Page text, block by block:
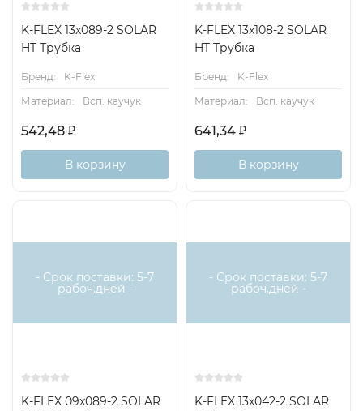
K-FLEX 13x089-2 SOLAR
HT Трубка
Бренд:
K-Flex
Материал:
Всп. каучук
542,48 ₽
В корзину
K-FLEX 13x108-2 SOLAR
HT Трубка
Бренд:
K-Flex
Материал:
Всп. каучук
641,34 ₽
В корзину
- Срок поставки: 5-7
рабоч.дней -
K-FLEX 09x089-2 SOLAR
- Срок поставки: 5-7
рабоч.дней -
K-FLEX 13x042-2 SOLAR